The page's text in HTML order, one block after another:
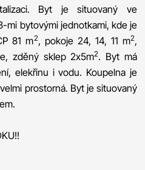
Byt je situovaný ve
mi bytovými jednotkami, kde je
81 m2, pokoje 24, 14, 11 m2,
zděný sklep 2x5m2. Byt má
elekřinu i vodu. Koupelna je
prostorná. Byt je situovaný